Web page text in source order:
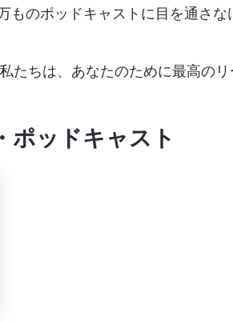
ものポッドキャストに目を通さ
たちは、あなたのために最高の
ポッドキャスト